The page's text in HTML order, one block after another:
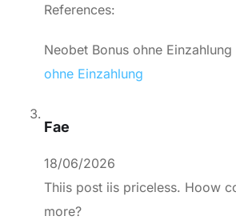
References:
Neobet Bonus ohne Einzahlung
ohne Einzahlung
Fae
18/06/2026
Thiis post iis priceless. Hoow
more?